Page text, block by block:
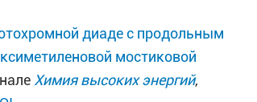
диаде с продольным
мостиковой
Химия высоких энергий,